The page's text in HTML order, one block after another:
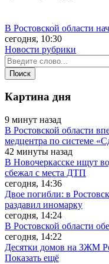
В Ростовской области
сегодня, 10:30
Новости рубрики
Картина дня
9 минут назад
В Ростовской области
медцентра по системе
42 минуты назад
В Новочеркасске ищут
сбежал с места ДТП
сегодня, 14:36
Двое погибли: в
раздавил иномарку
сегодня, 14:24
В Ростовской области
сегодня, 14:22
Десятки домов на ЗЖМ
Показать ещё